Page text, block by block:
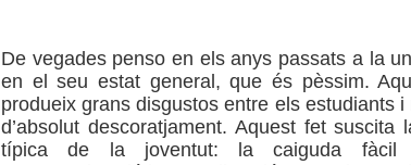
De vegades penso en els anys passats a la
en el seu estat general, que és pèssim.
produeix grans disgustos entre els estudiants i
d’absolut descoratjament. Aquest fet suscita
típica de la joventut: la caiguda fàcil